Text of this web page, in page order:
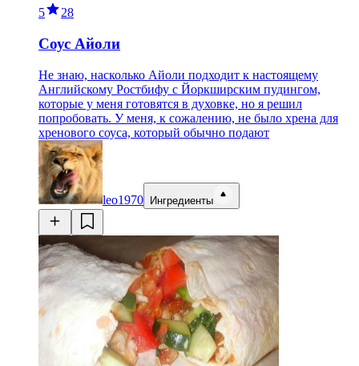
5 28
Соус Айоли
Не знаю, насколько Айоли подходит к настоящему
Английскому Ростбифу с Йоркширским пудингом,
которые у меня готовятся в духовке, но я решил
попробовать. У меня, к сожалению, не было хрена для
хренового соуса, который обычно подают
leo1970 Ингредиенты